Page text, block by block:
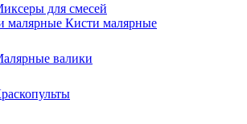
для смесей
Кисти малярные
валики